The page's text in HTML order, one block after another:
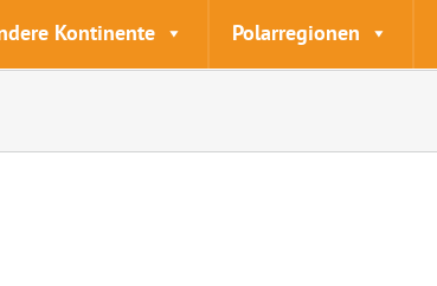
Kontinente Polarregionen